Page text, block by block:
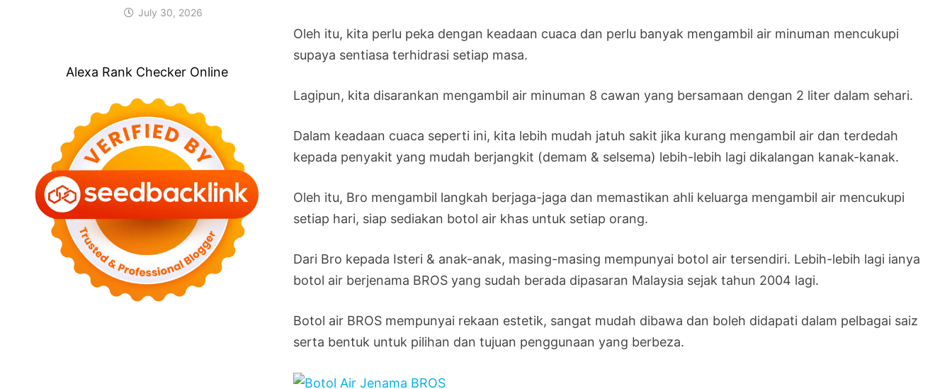
Oleh itu, kita perlu peka dengan keadaan cuaca dan perlu banyak mengambil air minuman mencukupi
supaya sentiasa terhidrasi setiap masa.
Lagipun, kita disarankan mengambil air minuman 8 cawan yang bersamaan dengan 2 liter dalam sehari.
Dalam keadaan cuaca seperti ini, kita lebih mudah jatuh sakit jika kurang mengambil air dan terdedah
kepada penyakit yang mudah berjangkit (demam & selsema) lebih-lebih lagi dikalangan kanak-kanak.
Oleh itu, Bro mengambil langkah berjaga-jaga dan memastikan ahli keluarga mengambil air mencukupi
setiap hari, siap sediakan botol air khas untuk setiap orang.
Dari Bro kepada Isteri & anak-anak, masing-masing mempunyai botol air tersendiri. Lebih-lebih lagi ianya
botol air berjenama BROS yang sudah berada dipasaran Malaysia sejak tahun 2004 lagi.
Botol air BROS mempunyai rekaan estetik, sangat mudah dibawa dan boleh didapati dalam pelbagai saiz
serta bentuk untuk pilihan dan tujuan penggunaan yang berbeza.
July 30, 2026
Alexa Rank Checker Online